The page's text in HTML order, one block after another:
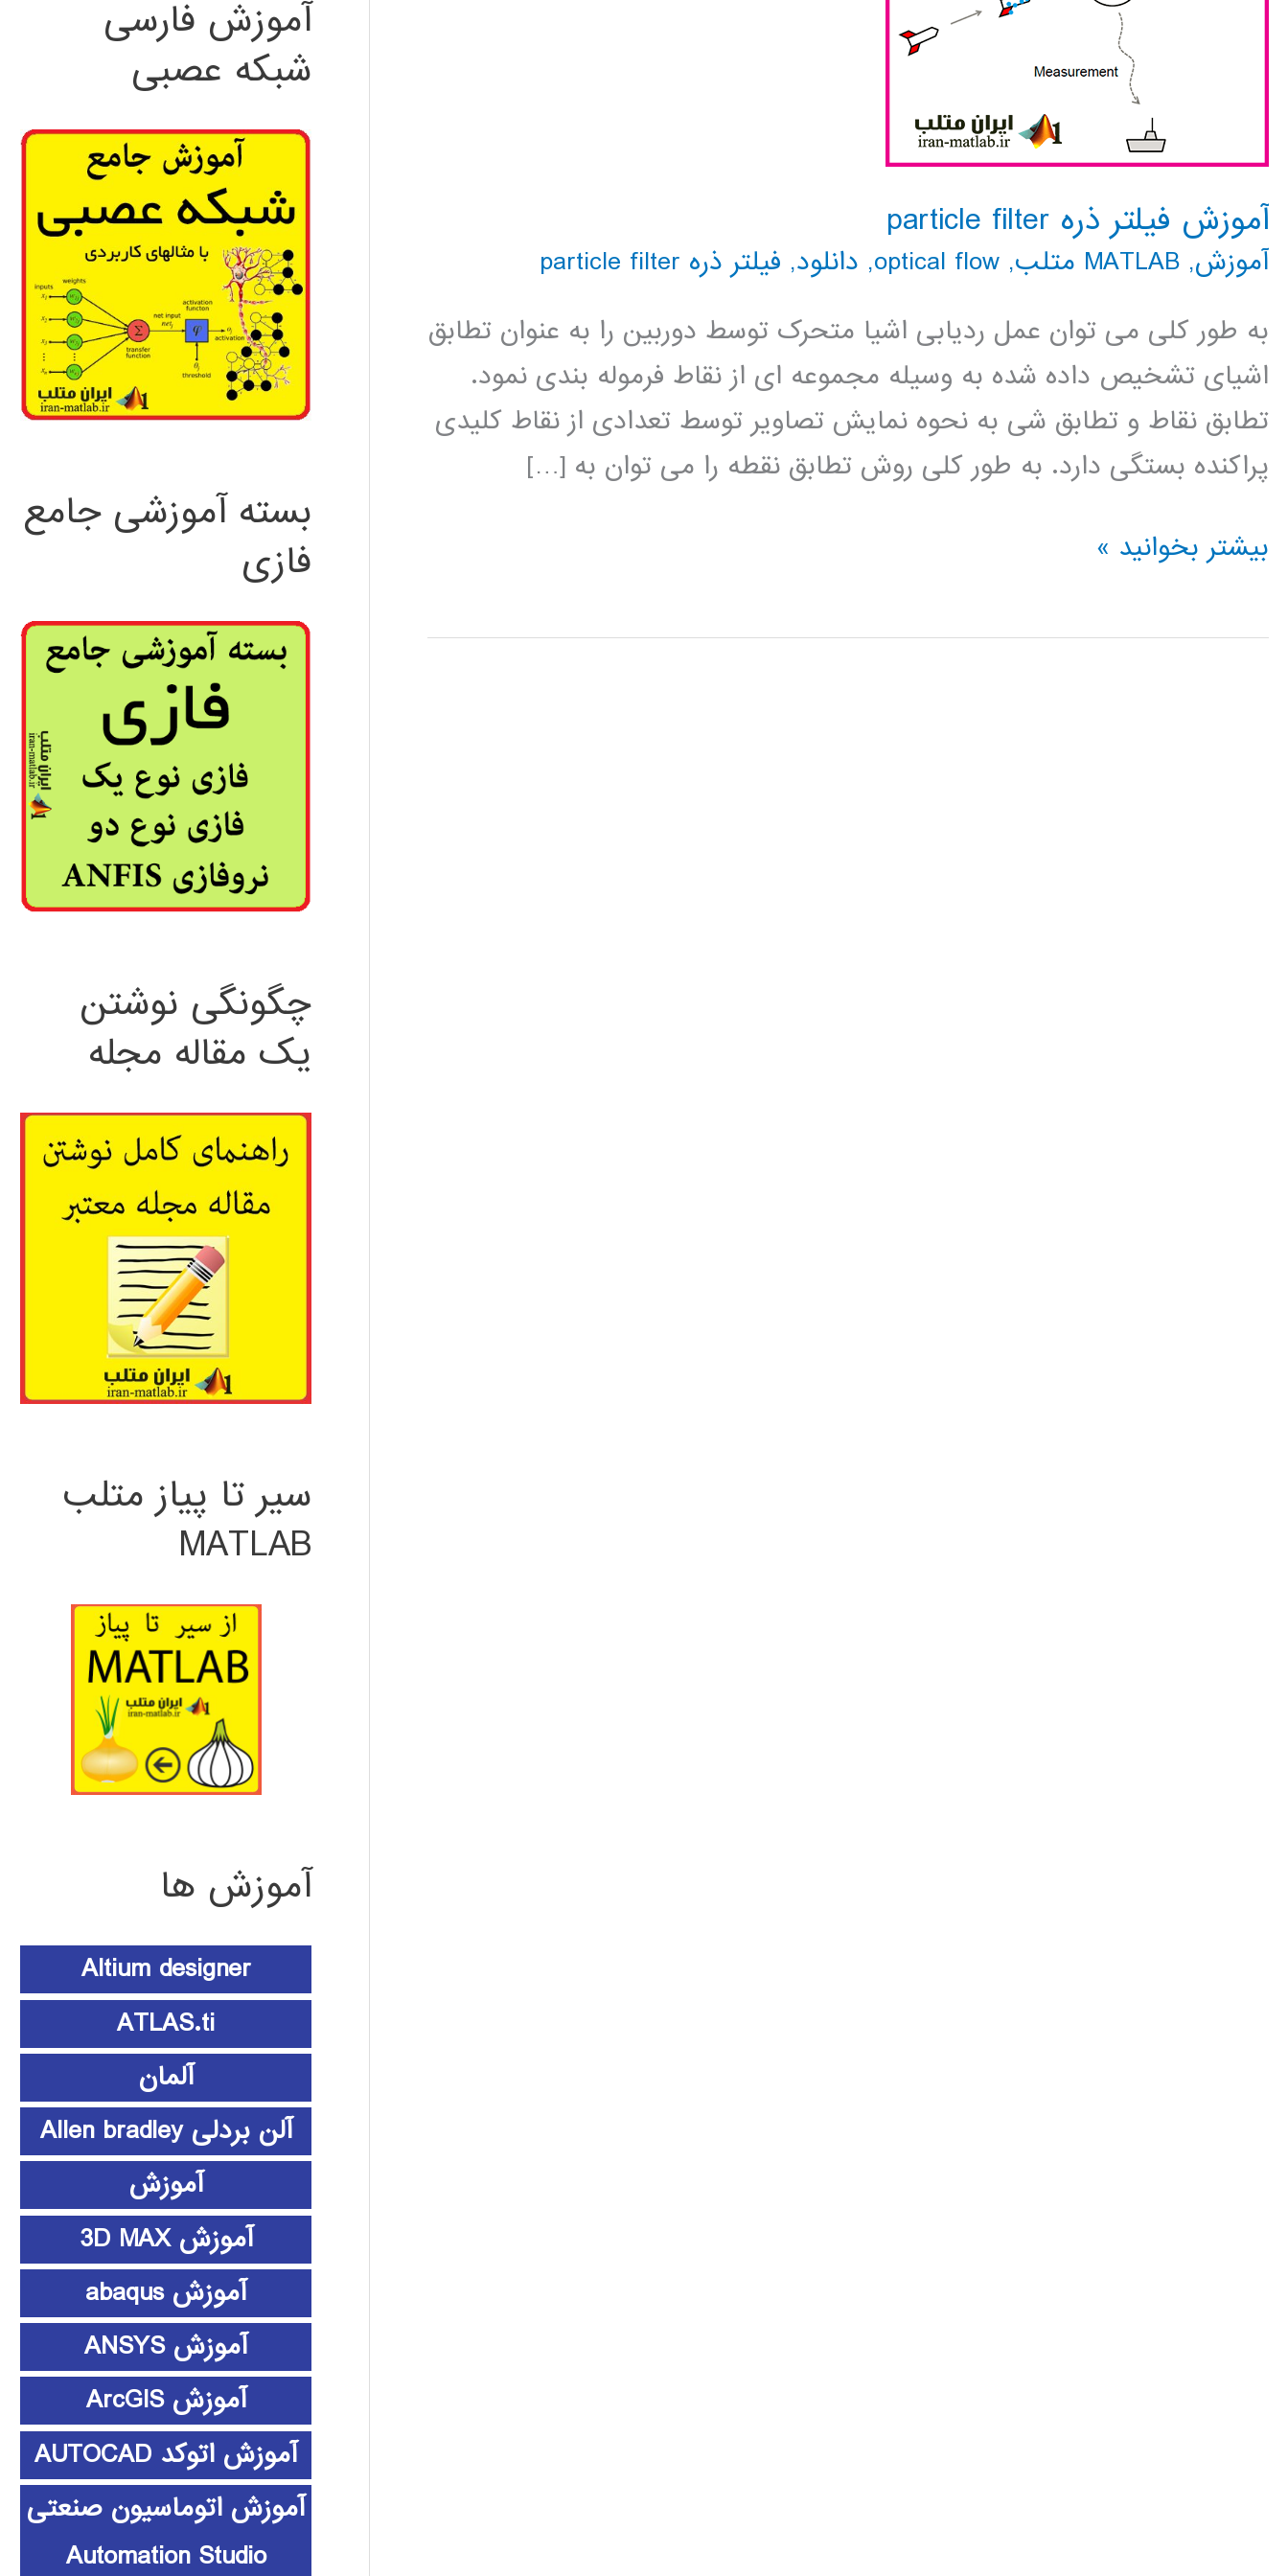
آموزش فیلتر ذره particle filter
آموزش, MATLAB متلب ,
optical flow
, دانلود, فیلتر ذره particle filter
به طور کلی می توان عمل ردیابی اشیا متحرک توسط دوربین را به عنوان تطابق
اشیای تشخیص داده شده به وسیله مجموعه ای از نقاط فرموله بندی نمود.
تطابق نقاط و تطابق شی به نحوه نمایش تصاویر توسط تعدادی از نقاط کلیدی
پراکنده بستگی دارد. به طور کلی روش تطابق نقطه را می توان به […]
آموزش
ذره
بیشتر بخوانید »
آموزش فارسی
شبکه عصبی
بسته آموزشی جامع
فازی
چگونگی نوشتن
یک مقاله مجله
سیر تا پیاز متلب
MATLAB
آموزش ها
Altium designer
ATLAS.ti
آلمان
آلن بردلی Allen bradley
آموزش
آموزش 3D MAX
آموزش abaqus
آموزش ANSYS
آموزش ArcGIS
آموزش اتوکد AUTOCAD
آموزش اتوماسیون صنعتی
Automation Studio